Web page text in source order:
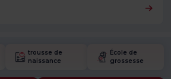
trousse de
naissance
École de
grossesse